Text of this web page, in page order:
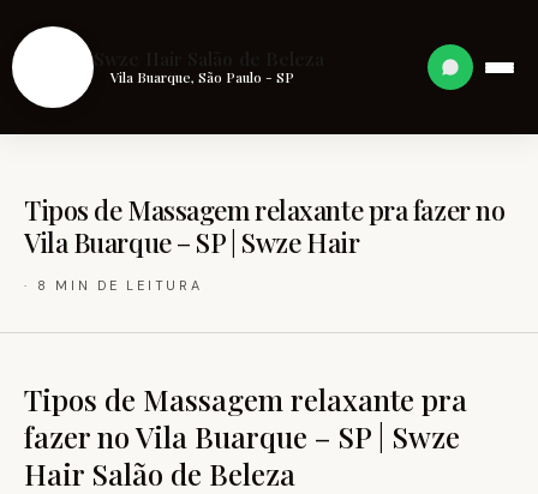
Vila Buarque, São Paulo - SP
Tipos de Massagem relaxante pra fazer no
Vila Buarque – SP | Swze Hair
· 8 MIN DE LEITURA
Tipos de Massagem relaxante pra
fazer no Vila Buarque – SP | Swze
Hair Salão de Beleza